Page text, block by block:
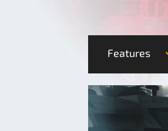
Features